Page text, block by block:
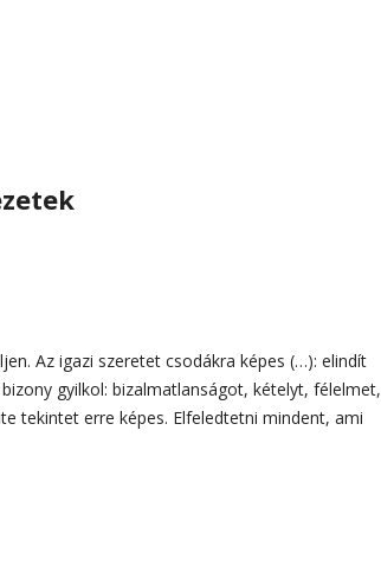
Az igazi szeretet csodákra képes (…): elindít
gyilkol: bizalmatlanságot, kételyt, félelmet,
tekintet erre képes. Elfeledtetni mindent, ami